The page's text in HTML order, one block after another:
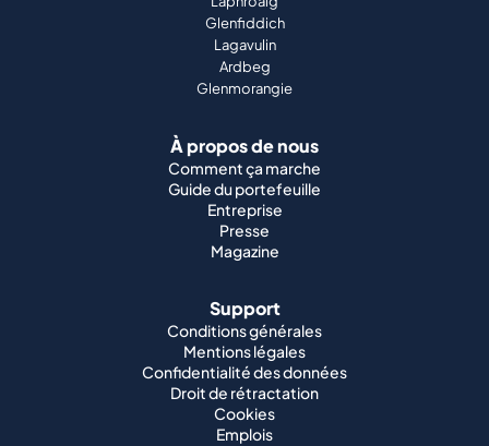
Glenfiddich
Lagavulin
Ardbeg
Glenmorangie
À propos de nous
Comment ça marche
Guide du portefeuille
Entreprise
Presse
Magazine
Support
Conditions générales
Mentions légales
Confidentialité des données
Droit de rétractation
Cookies
Emplois